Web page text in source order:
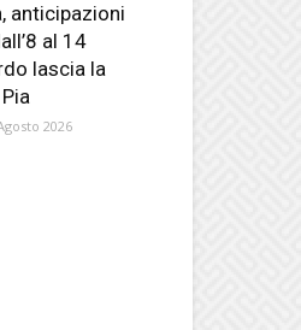
anticipazioni
al 14
lascia la
2026